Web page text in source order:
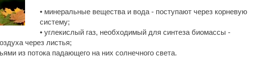
• минеральные вещества и вода - поступают через корневую
систему;
• углекислый газ, необходимый для синтеза биомассы -
через листья;
из потока падающего на них солнечного света.